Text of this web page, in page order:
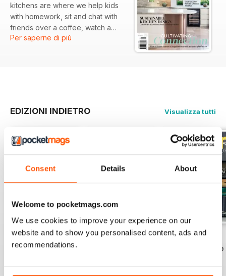
Consent Details About
Welcome to pocketmags.com
We use cookies to improve your experience on our
website and to show you personalised content, ads and
recommendations.
kitchens are where we help kids
with homework, sit and chat with
friends over a coffee, watch a
weather report or attempt to
market, real life projects of
and showrooms to inspire, expert
Per saperne di più
EDIZIONI INDIETRO Visualizza tutti
Issue 28
Acquista per€5,99
Issue 27 Issue 26
€4,99